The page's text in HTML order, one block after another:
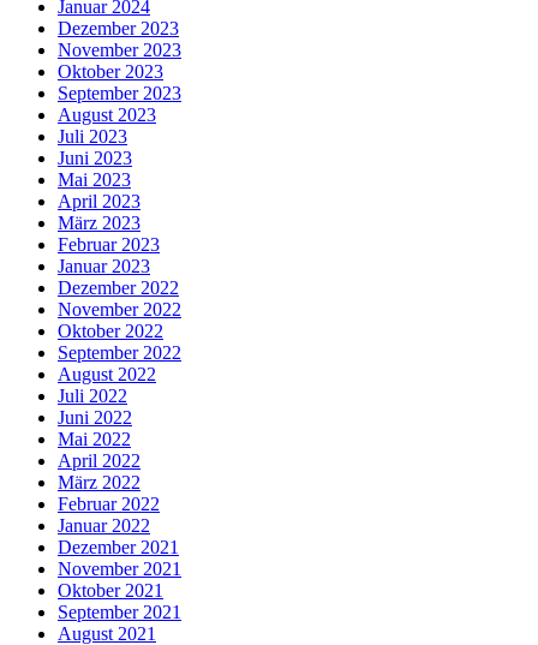
Januar 2024
Dezember 2023
November 2023
Oktober 2023
September 2023
August 2023
Juli 2023
Juni 2023
Mai 2023
April 2023
März 2023
Februar 2023
Januar 2023
Dezember 2022
November 2022
Oktober 2022
September 2022
August 2022
Juli 2022
Juni 2022
Mai 2022
April 2022
März 2022
Februar 2022
Januar 2022
Dezember 2021
November 2021
Oktober 2021
September 2021
August 2021